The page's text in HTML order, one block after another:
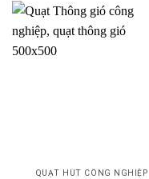
QUẠT HÚT CÔNG NGHIỆP